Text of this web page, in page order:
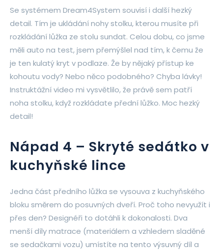
Se systémem Dream4System souvisí i další hezký
detail. Tím je ukládání nohy stolku, kterou musíte při
rozkládání lůžka ze stolu sundat. Celou dobu, co jsme
měli auto na test, jsem přemýšlel nad tím, k čemu že
je ten kulatý kryt v podlaze. Že by nějaký přístup ke
kohoutu vody? Nebo něco podobného? Chyba lávky!
Instruktážní video mi vysvětlilo, že právě sem patří
noha stolku, když rozkládate přední lůžko. Moc hezký
detail!
Nápad 4 – Skryté sedátko v
kuchyňské lince
Jedna část předního lůžka se vysouva z kuchyňského
bloku směrem do posuvných dveří. Proč toho nevyužít i
přes den? Designéři to dotáhli k dokonalosti. Dva
menší díly matrace (materiálem a vzhledem sladěné
se sedačkami vozu) umístíte na tento výsuvný díl a